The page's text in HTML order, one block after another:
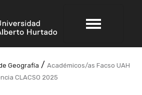
Geografía /Académicos/as Facso UAH
CLACSO 2025